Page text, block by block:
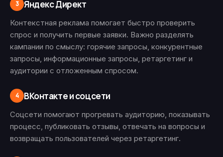
3 Яндекс Директ
Контекстная реклама помогает быстро проверить
спрос и получить первые заявки. Важно разделять
кампании по смыслу: горячие запросы, конкурентные
запросы, информационные запросы, ретаргетинг и
аудитории с отложенным спросом.
4 ВКонтакте и соцсети
Соцсети помогают прогревать аудиторию, показывать
процесс, публиковать отзывы, отвечать на вопросы и
возвращать пользователей через ретаргетинг.